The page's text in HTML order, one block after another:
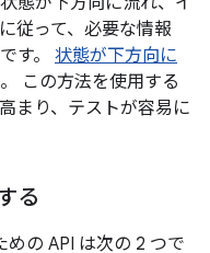
従って、必要な情報
す。 状態が下方向に
。 この方法を使用する
まり、テストが容易に
る
めの API は次の 2 つで